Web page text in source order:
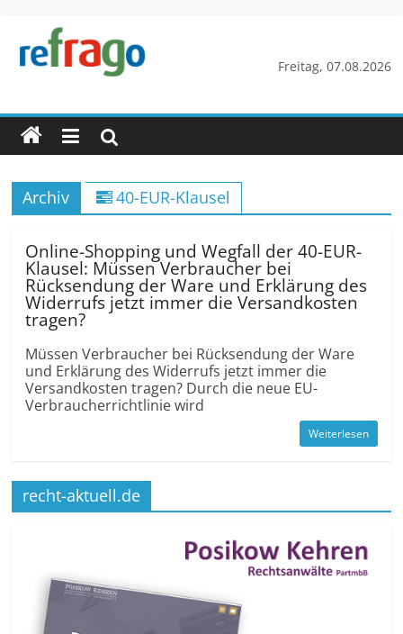
springen
Freitag, 07.08.2026
refrago
Rechtsfragen
online
verständlich
erklärt
Archiv 40-EUR-Klausel
Online-Shopping und Wegfall der 40-EUR-
Klausel: Müssen Verbraucher bei
Rücksendung der Ware und Erklärung des
Widerrufs jetzt immer die Versandkosten
tragen?
Müssen Verbraucher bei Rücksendung der Ware
und Erklärung des Widerrufs jetzt immer die
Versandkosten tragen? Durch die neue EU-
Verbraucherrichtlinie wird
Weiterlesen
recht-aktuell.de